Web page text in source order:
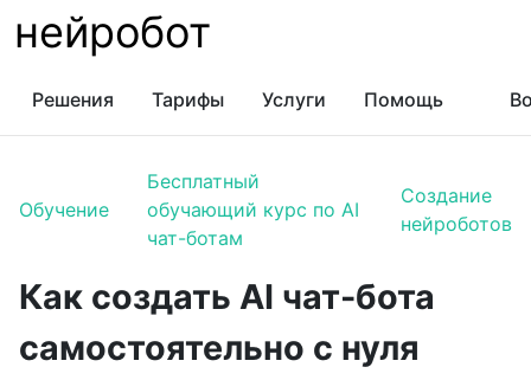
нейробот
Решения Тарифы Услуги Помощь
Обучение
Бесплатный
обучающий курс по AI
чат-ботам
Создание
нейроботов
Как создать AI чат-бота
самостоятельно с нуля